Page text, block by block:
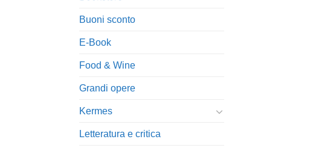
Buoni sconto
E-Book
Food & Wine
Grandi opere
Kermes
Letteratura e critica